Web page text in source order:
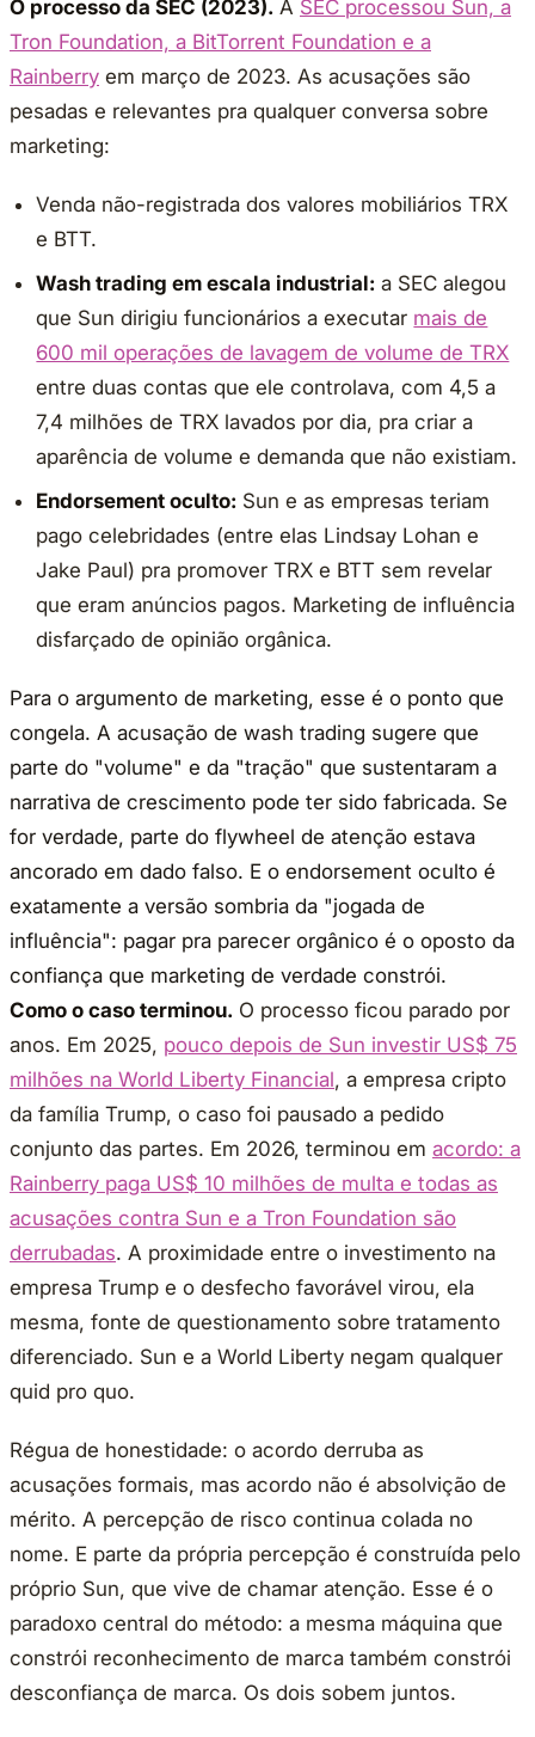
O processo da SEC (2023). A SEC processou Sun, a
Tron Foundation, a BitTorrent Foundation e a
Rainberry em março de 2023. As acusações são
pesadas e relevantes pra qualquer conversa sobre
marketing:
Venda não-registrada dos valores mobiliários TRX
e BTT.
Wash trading em escala industrial: a SEC alegou
que Sun dirigiu funcionários a executar mais de
600 mil operações de lavagem de volume de TRX
entre duas contas que ele controlava, com 4,5 a
7,4 milhões de TRX lavados por dia, pra criar a
aparência de volume e demanda que não existiam.
Endorsement oculto: Sun e as empresas teriam
pago celebridades (entre elas Lindsay Lohan e
Jake Paul) pra promover TRX e BTT sem revelar
que eram anúncios pagos. Marketing de influência
disfarçado de opinião orgânica.
Para o argumento de marketing, esse é o ponto que
congela. A acusação de wash trading sugere que
parte do "volume" e da "tração" que sustentaram a
narrativa de crescimento pode ter sido fabricada. Se
for verdade, parte do flywheel de atenção estava
ancorado em dado falso. E o endorsement oculto é
exatamente a versão sombria da "jogada de
influência": pagar pra parecer orgânico é o oposto da
confiança que marketing de verdade constrói.
Como o caso terminou. O processo ficou parado por
anos. Em 2025, pouco depois de Sun investir US$ 75
milhões na World Liberty Financial, a empresa cripto
da família Trump, o caso foi pausado a pedido
conjunto das partes. Em 2026, terminou em acordo: a
Rainberry paga US$ 10 milhões de multa e todas as
acusações contra Sun e a Tron Foundation são
derrubadas. A proximidade entre o investimento na
empresa Trump e o desfecho favorável virou, ela
mesma, fonte de questionamento sobre tratamento
diferenciado. Sun e a World Liberty negam qualquer
quid pro quo.
Régua de honestidade: o acordo derruba as
acusações formais, mas acordo não é absolvição de
mérito. A percepção de risco continua colada no
nome. E parte da própria percepção é construída pelo
próprio Sun, que vive de chamar atenção. Esse é o
paradoxo central do método: a mesma máquina que
constrói reconhecimento de marca também constrói
desconfiança de marca. Os dois sobem juntos.